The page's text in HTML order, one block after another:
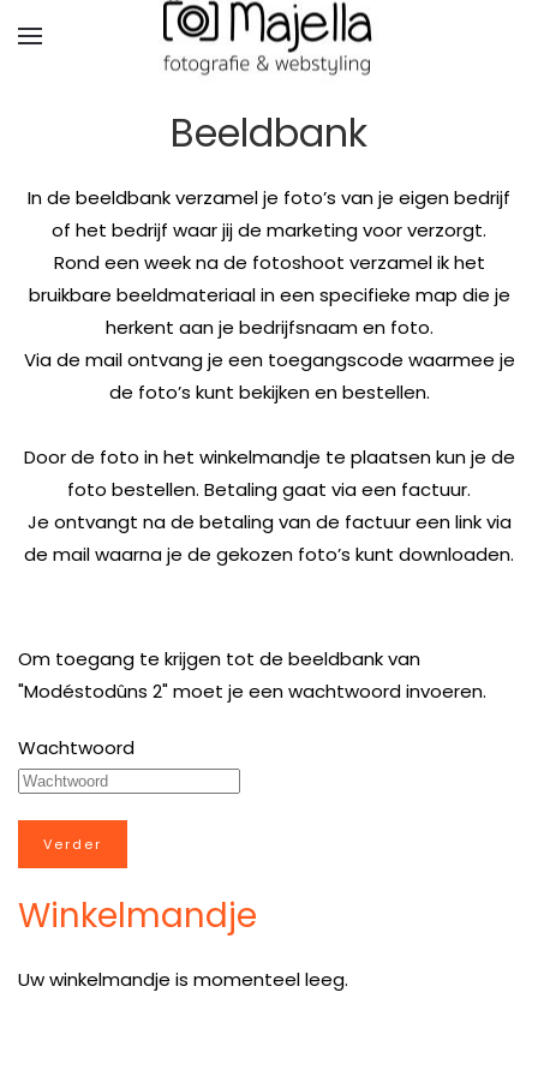
Beeldbank
In de beeldbank verzamel je foto’s van je eigen bedrijf
of het bedrijf waar jij de marketing voor verzorgt.
Rond een week na de fotoshoot verzamel ik het
bruikbare beeldmateriaal in een specifieke map die je
herkent aan je bedrijfsnaam en foto.
Via de mail ontvang je een toegangscode waarmee je
de foto’s kunt bekijken en bestellen.
Door de foto in het winkelmandje te plaatsen kun je de
foto bestellen. Betaling gaat via een factuur.
Je ontvangt na de betaling van de factuur een link via
de mail waarna je de gekozen foto’s kunt downloaden.
Om toegang te krijgen tot de beeldbank van
"Modéstodûns 2" moet je een wachtwoord invoeren.
Wachtwoord
Winkelmandje
Uw winkelmandje is momenteel leeg.